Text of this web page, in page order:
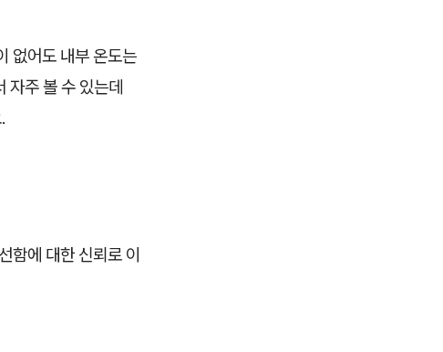
없어도 내부 온도는
자주 볼 수 있는데
함에 대한 신뢰로 이